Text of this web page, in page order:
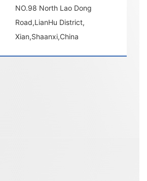
NO.98 North Lao Dong
Road,LianHu District,
Xian,Shaanxi,China